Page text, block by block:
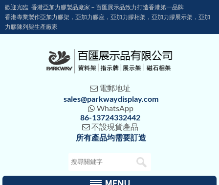
歡迎光臨 香港亞加力膠製品廠家－百匯展示品致力打造香港第一品牌
香港專業製作亞加力膠架，亞加力膠座，亞加力膠相架，亞加力膠展示架，亞加
力膠陳列架生產廠家
 電郵地址
sales@parkwaydisplay.com
 WhatsApp
86-13724332442
不設現貨產品
所有產品均需要訂造